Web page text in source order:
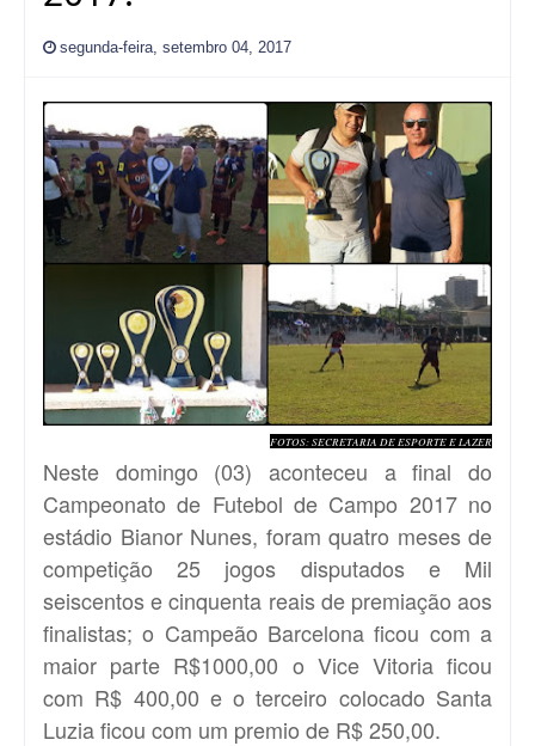
segunda-feira, setembro 04, 2017
FOTOS: SECRETARIA DE ESPORTE E LAZER
Neste domingo (03) aconteceu a final do
Campeonato de Futebol de Campo 2017 no
estádio Bianor Nunes, foram quatro meses de
competição 25 jogos disputados e Mil
seiscentos e cinquenta reais de premiação aos
finalistas; o Campeão Barcelona ficou com a
maior parte R$1000,00 o Vice Vitoria ficou
com R$ 400,00 e o terceiro colocado Santa
Luzia ficou com um premio de R$ 250,00.